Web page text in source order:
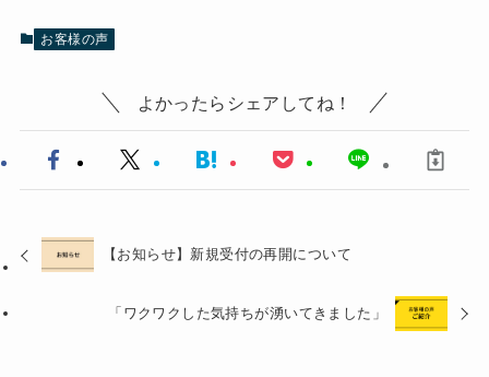
お客様の声
よかったらシェアしてね！
【お知らせ】新規受付の再開について
「ワクワクした気持ちが湧いてきました」